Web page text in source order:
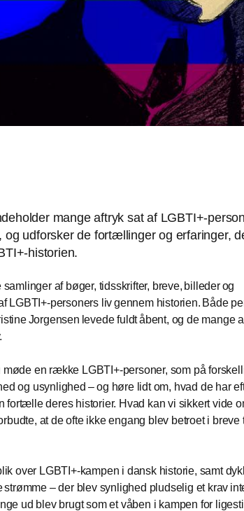
mange aftryk sat af LGBTI+-
og udforsker de fortællinger og erfaringer,
historien.
af bøger, tidsskrifter, breve, billeder og
LGBTI+-personers liv gennem historien. Både
Jorgensen levede fuldt åbent, og de mange
møde en række LGBTI+-personer, som på
og usynlighed – og høre lidt om, hvad de har
fortælle deres historier. Hvad kan vi sikkert vide
at de ofte ikke engang blev betroet i breve
over LGBTI+-kampen i dansk historie, samt
strømme – der blev synlighed pludselig et krav
ud blev brugt som et våben i kampen for